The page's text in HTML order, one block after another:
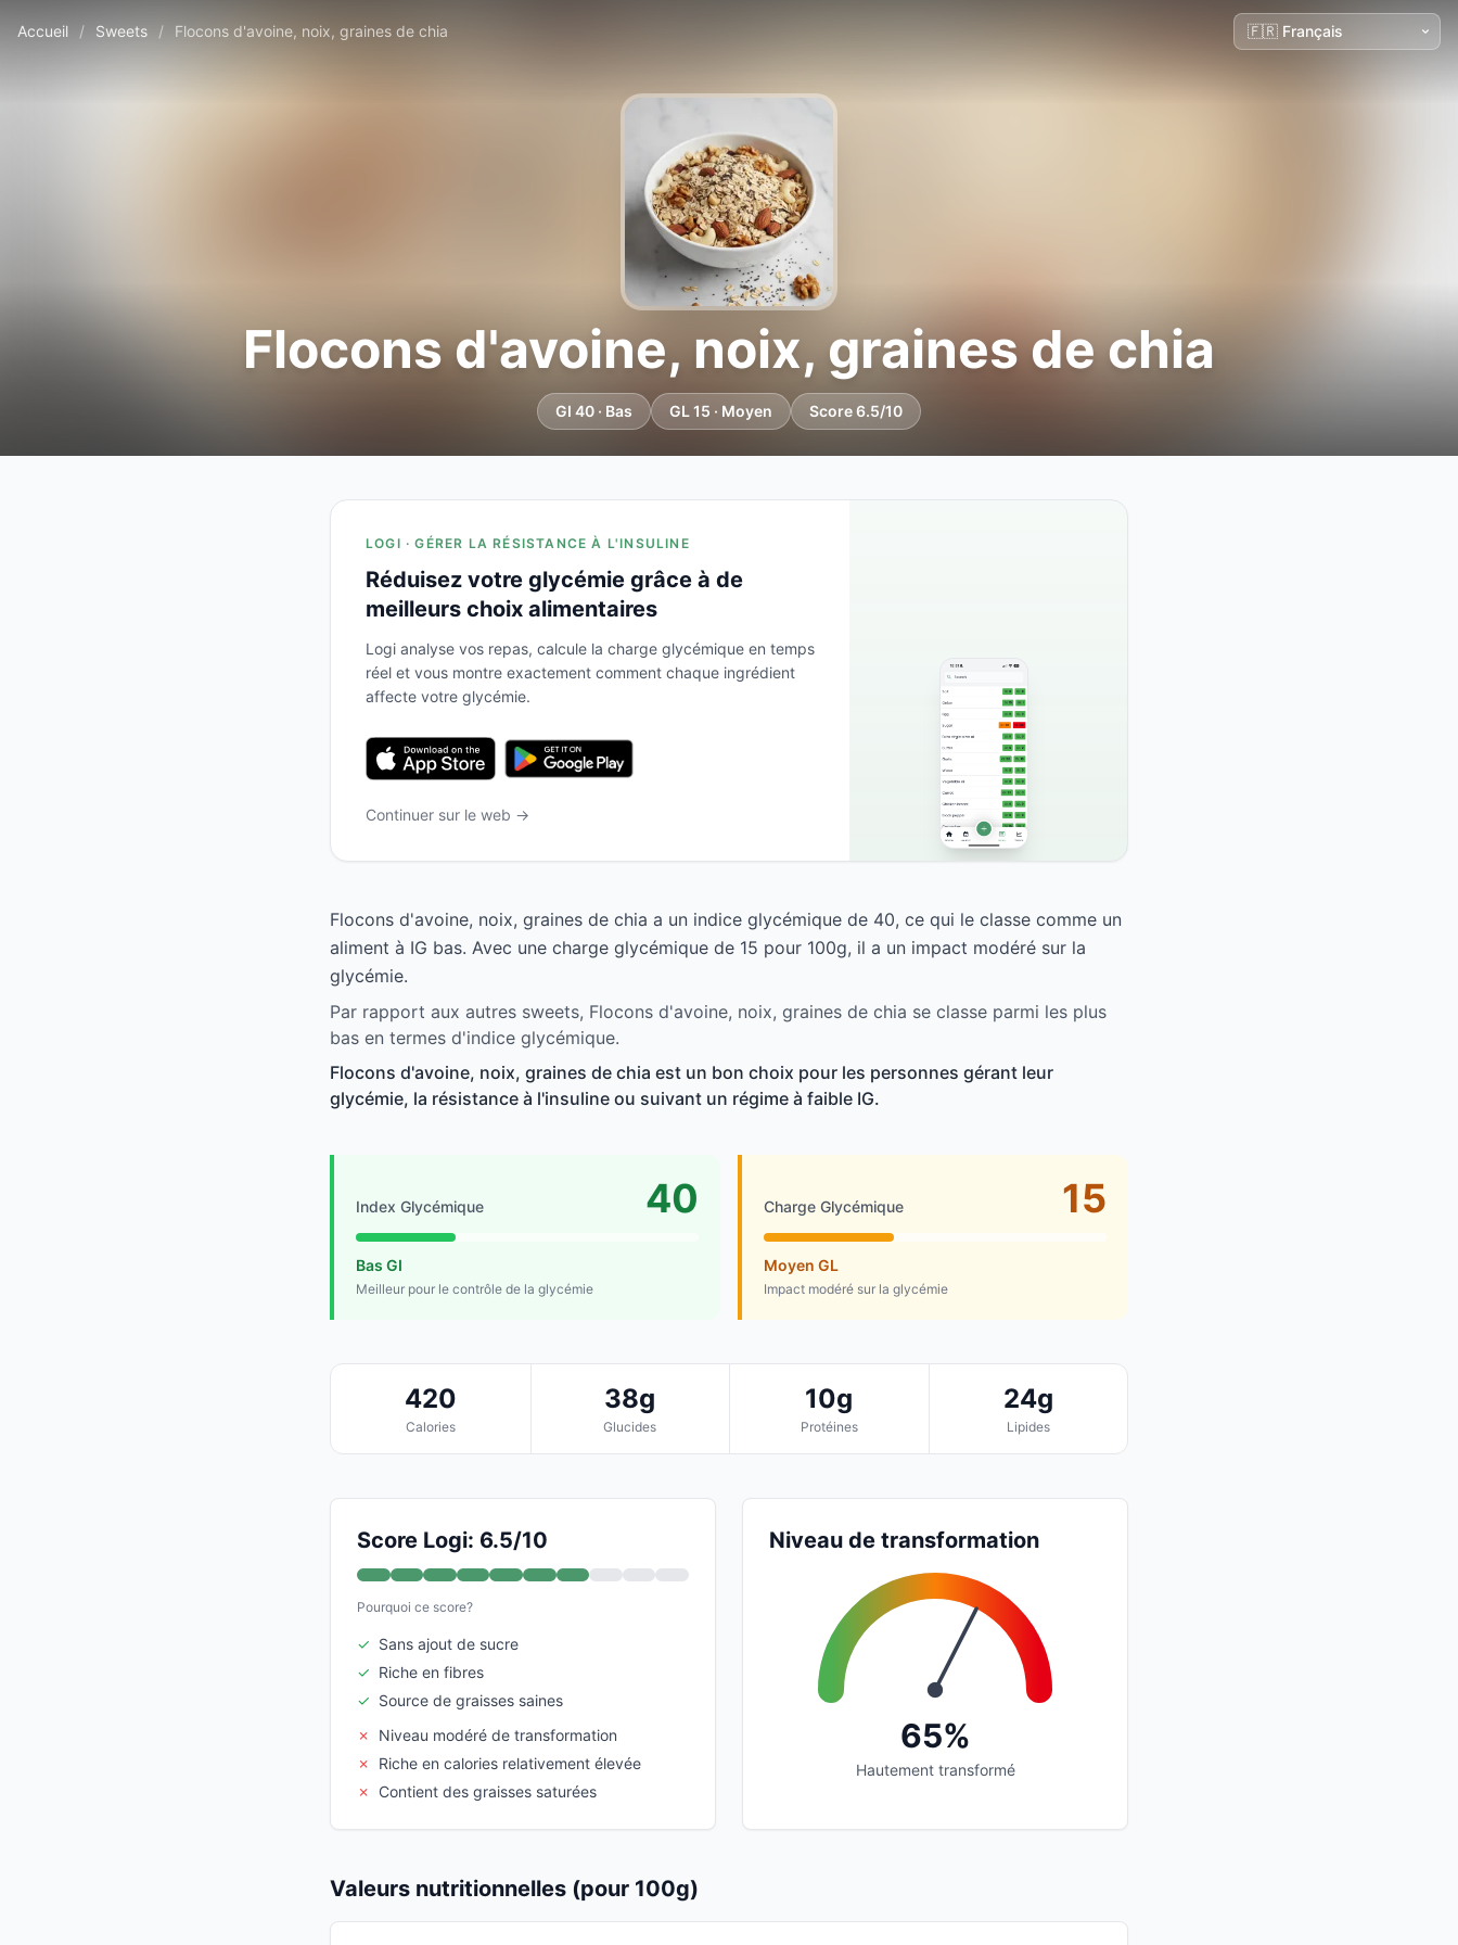
Accueil / Sweets / Flocons d'avoine, noix, graines de chia
Flocons d'avoine, noix, graines de chia
GI 40 · Bas GL 15 · Moyen Score 6.5/10
LOGI · GÉRER LA RÉSISTANCE À L'INSULINE
Réduisez votre glycémie grâce à de
meilleurs choix alimentaires
Logi analyse vos repas, calcule la charge glycémique en temps
réel et vous montre exactement comment chaque ingrédient
affecte votre glycémie.
Continuer sur le web →
Flocons d'avoine, noix, graines de chia a un indice glycémique de 40, ce qui le classe comme un
aliment à IG bas. Avec une charge glycémique de 15 pour 100g, il a un impact modéré sur la
glycémie.
Par rapport aux autres sweets, Flocons d'avoine, noix, graines de chia se classe parmi les plus
bas en termes d'indice glycémique.
Flocons d'avoine, noix, graines de chia est un bon choix pour les personnes gérant leur
glycémie, la résistance à l'insuline ou suivant un régime à faible IG.
Index Glycémique 40
Bas GI
Meilleur pour le contrôle de la glycémie
Charge Glycémique 15
Moyen GL
Impact modéré sur la glycémie
420
Calories
38g
Glucides
10g
Protéines
24g
Lipides
Score Logi: 6.5/10
Pourquoi ce score?
✓ Sans ajout de sucre
✓ Riche en fibres
✓ Source de graisses saines
✗
Niveau modéré de transformation
✗
Riche en calories relativement élevée
✗
Contient des graisses saturées
Niveau de transformation
65%
Hautement transformé
Valeurs nutritionnelles (pour 100g)